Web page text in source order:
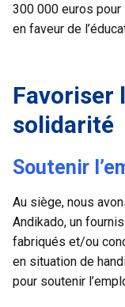
300 000 euros
en faveur de
Favoriser
solidarité
Soutenir
Au siège, nous
Andikado, un
fabriqués et/ou
en situation de
pour soutenir